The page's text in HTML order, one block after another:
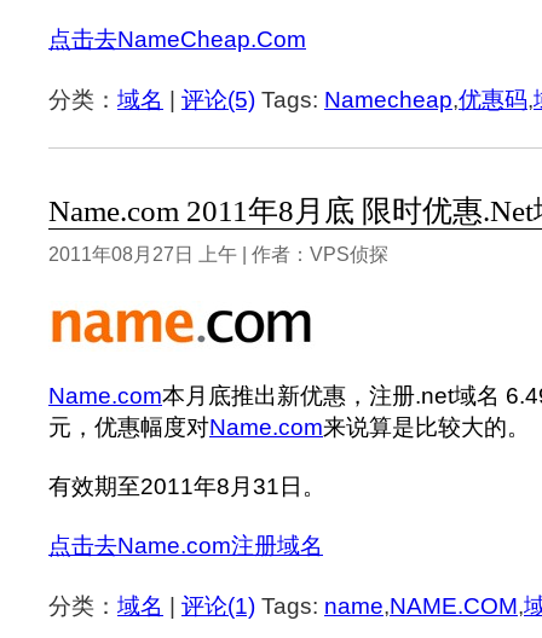
点击去NameCheap.Com
分类： 域名 | 评论(5) Tags: Namecheap,优惠码,
Name.com 2011年8月底 限时优惠
2011年08月27日 上午 | 作者：VPS侦探
Name.com本月底推出新优惠，注册.net域名
元，优惠幅度对Name.com来说算是比较大的。
有效期至2011年8月31日。
点击去Name.com注册域名
分类： 域名 评论(1) Tags: name,NAME.COM,